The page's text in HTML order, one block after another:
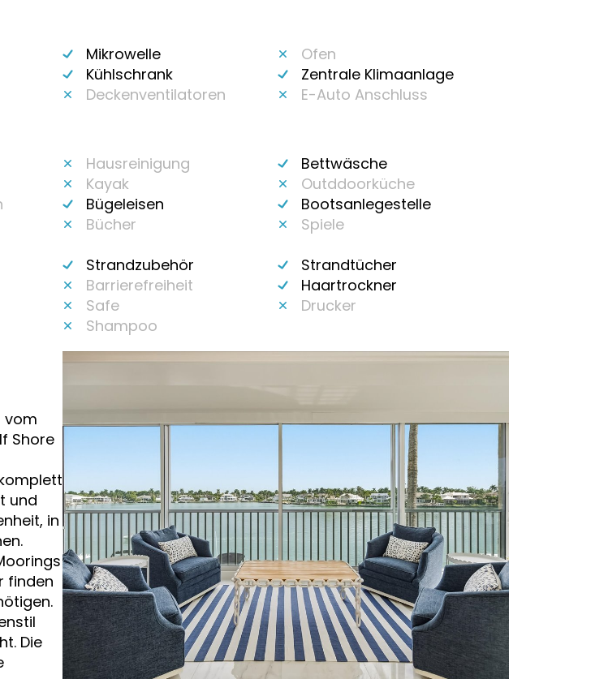
Mikrowelle
Ofen
Kühlschrank
Zentrale Klimaanlage
Deckenventilatoren
E-Auto Anschluss
Hausreinigung
Bettwäsche
Kayak
Outddoorküche
Bügeleisen
Bootsanlegestelle
Bücher
Spiele
Strandzubehör
Strandtücher
Barrierefreiheit
Haartrockner
Safe
Drucker
Shampoo
vom
Shore
und
in
finden
Die